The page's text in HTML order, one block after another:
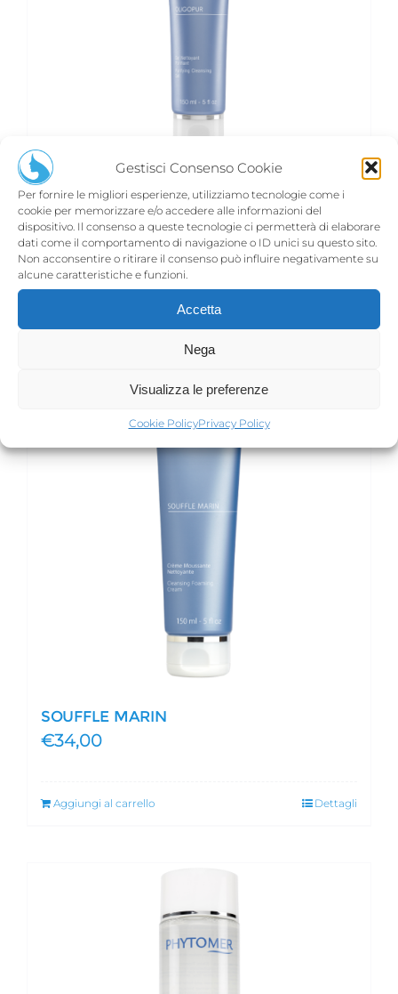
Gestisci Consenso Cookie
Per fornire le migliori esperienze, utilizziamo tecnologie come i
cookie per memorizzare e/o accedere alle informazioni del
dispositivo. Il consenso a queste tecnologie ci permetterà di elaborare
dati come il comportamento di navigazione o ID unici su questo sito.
Non acconsentire o ritirare il consenso può influire negativamente su
alcune caratteristiche e funzioni.
Accetta
Nega
Visualizza le preferenze
Cookie PolicyPrivacy Policy
OLIGOPUR gel detergente
€31,00
SOUFFLE MARIN
€34,00
Aggiungi al carrello Dettagli